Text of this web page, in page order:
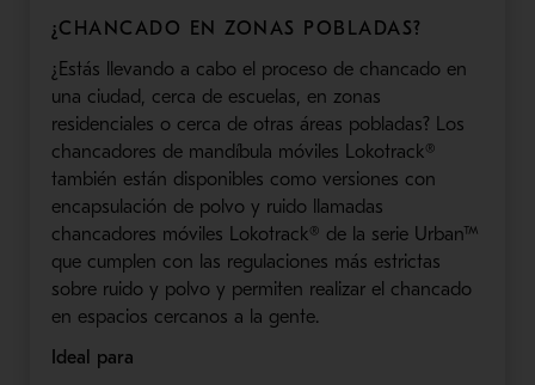
¿CHANCADO EN ZONAS POBLADAS?
¿Estás llevando a cabo el proceso de chancado en
una ciudad, cerca de escuelas, en zonas
residenciales o cerca de otras áreas pobladas? Los
chancadores de mandíbula móviles Lokotrack®
también están disponibles como versiones con
encapsulación de polvo y ruido llamadas
chancadores móviles Lokotrack® de la serie Urban™
que cumplen con las regulaciones más estrictas
sobre ruido y polvo y permiten realizar el chancado
en espacios cercanos a la gente.
Ideal para